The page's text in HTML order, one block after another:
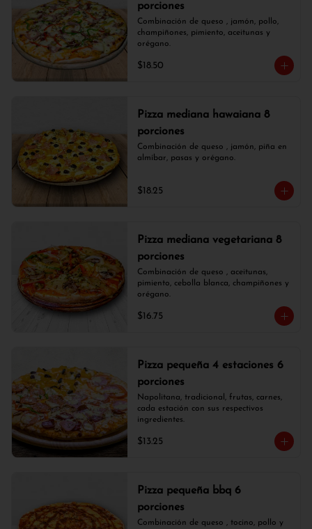
porciones
Combinación de queso , jamón, pollo,
champiñones, pimiento, aceitunas y
orégano.
$18.50
Pizza mediana hawaiana 8
porciones
Combinación de queso , jamón, piña en
almíbar, pasas y orégano.
$18.25
Pizza mediana vegetariana 8
porciones
Combinación de queso , aceitunas,
pimiento, cebolla blanca, champiñones y
orégano.
$16.75
Pizza pequeña 4 estaciones 6
porciones
Napolitana, tradicional, frutas, carnes,
cada estación con sus respectivos
ingredientes.
$13.25
Pizza pequeña bbq 6
porciones
Combinación de queso , tocino, pollo y